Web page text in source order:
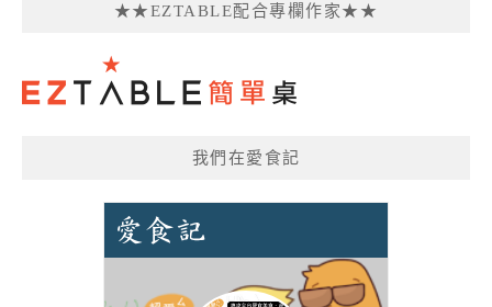
★★EZTABLE配合專欄作家★★
我們在愛食記